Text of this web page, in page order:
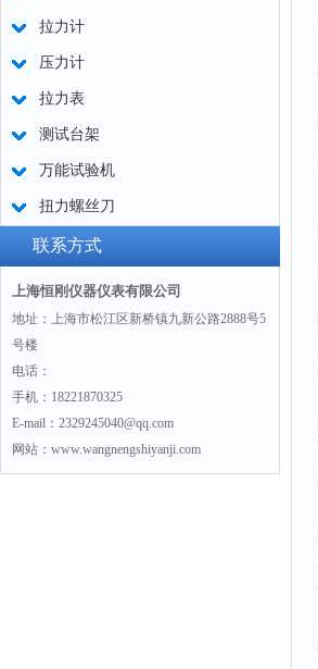
拉力计
压力计
拉力表
测试台架
万能试验机
扭力螺丝刀
联系方式
上海恒刚仪器仪表有限公司
地址：上海市松江区新桥镇九新公路2888号5
号楼
电话：
手机：18221870325
E-mail：2329245040@qq.com
网站：www.wangnengshiyanji.com